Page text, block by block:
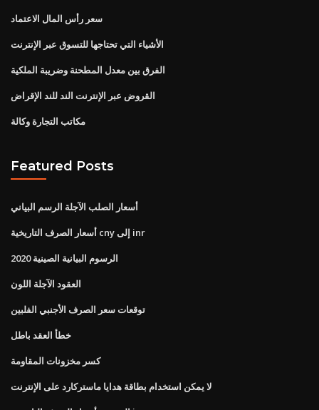
سعر رأس المال الاعتماد
الأشياء التي تحتاجها للتسوق عبر الإنترنت
الفرق بين معدل المطحنة وضريبة الملكية
القروض عبر الإنترنت الند للند الإقراض
مكاتب التجارة وكالة
Featured Posts
أسعار الصلب الآجلة الرسم البياني
أسعار الصرف التاريخية cny إلى inr
الرسوم البيانية الصينية 2020
العقود الآجلة اللون
توقعات سعر الصرف الأجنبي الفلبين
خطأ العقد باطل
كسر مخزونات المقاومة
لا يمكن استخدام بطاقة هدايا ماستركارد على الإنترنت